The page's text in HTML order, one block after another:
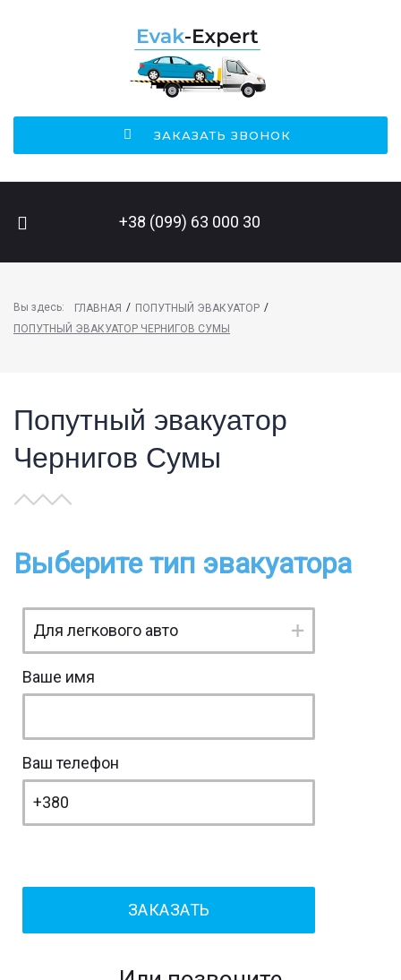
ЗАКАЗАТЬ ЗВОНОК
+38 (099) 63 000 30
Вы здесь: ГЛАВНАЯ / ПОПУТНЫЙ ЭВАКУАТОР /
ПОПУТНЫЙ ЭВАКУАТОР ЧЕРНИГОВ СУМЫ
Попутный эвакуатор
Чернигов Сумы
Выберите тип эвакуатора
Ваше имя
Ваш телефон
ПОИСК НА САЙТЕ